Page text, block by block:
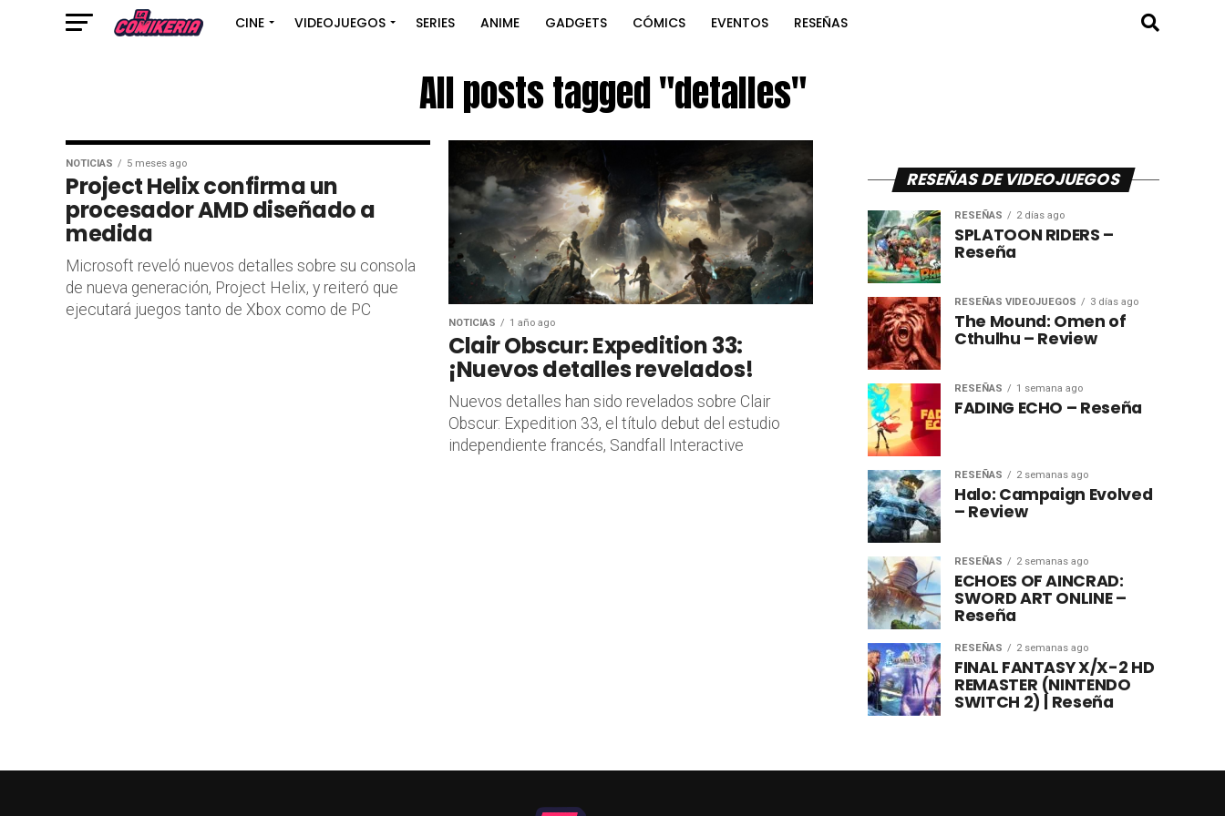
CINE VIDEOJUEGOS SERIES ANIME GADGETS CÓMICS EVENTOS RESEÑAS
All posts tagged "detalles"
NOTICIAS 5 meses ago
Project Helix confirma un
procesador AMD diseñado a
medida
Microsoft reveló nuevos detalles sobre su consola
de nueva generación, Project Helix, y reiteró que
ejecutará juegos tanto de Xbox como de PC
NOTICIAS 1 año ago
Clair Obscur: Expedition 33:
¡Nuevos detalles revelados!
Nuevos detalles han sido revelados sobre Clair
Obscur: Expedition 33, el título debut del estudio
independiente francés, Sandfall Interactive
RESEÑAS DE VIDEOJUEGOS
RESEÑAS 2 días ago
SPLATOON RIDERS –
Reseña
RESEÑAS VIDEOJUEGOS 3 días ago
The Mound: Omen of
Cthulhu – Review
RESEÑAS 1 semana ago
FADING ECHO – Reseña
RESEÑAS 2 semanas ago
Halo: Campaign Evolved
– Review
RESEÑAS 2 semanas ago
ECHOES OF AINCRAD:
SWORD ART ONLINE –
Reseña
RESEÑAS 2 semanas ago
FINAL FANTASY X/X-2 HD
REMASTER (NINTENDO
SWITCH 2) | Reseña